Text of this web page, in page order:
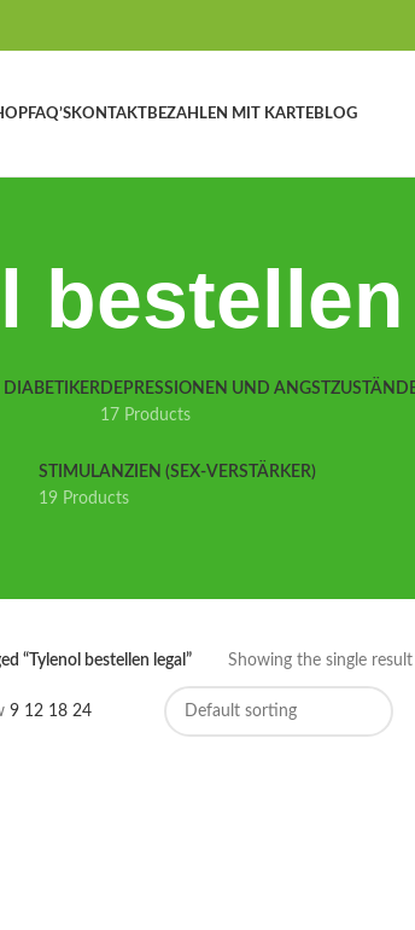
FAQ’SKONTAKTBEZAHLEN MIT KARTEBLOG
DEPRESSIONEN UND
17 Products
STIMULANZIEN (SEX-VERSTÄRKER)
19 Products
“Tylenol bestellen legal” Showing the single result
9 12 18 24